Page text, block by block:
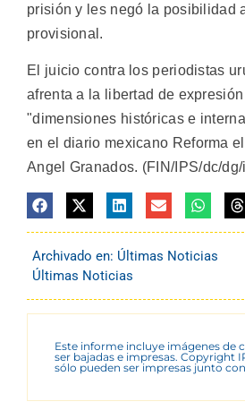
prisión y les negó la posibilidad
provisional.
El juicio contra los periodistas
afrenta a la libertad de
"dimensiones históricas e
en el diario mexicano Reforma
Angel Granados. (FIN/IPS/dc/
Archivado en: Últimas Noticias
Últimas Noticias
Este informe incluye imágenes de
ser bajadas e impresas. Copyright
sólo pueden ser impresas junto